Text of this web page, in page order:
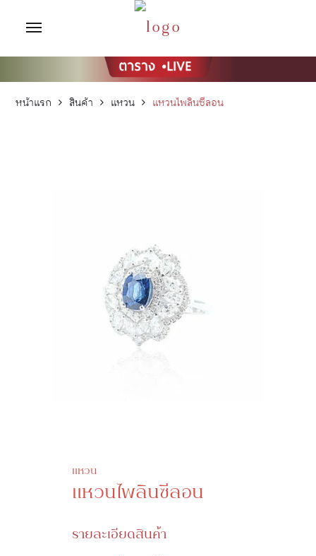
หน้าแรก สินค้า แหวน แหวนไพลินซีลอน
แหวน
แหวนไพลินซีลอน
รายละเอียดสินค้า